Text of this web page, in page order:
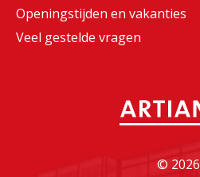
Openingstijden en vakanties
Veel gestelde vragen
© 2026